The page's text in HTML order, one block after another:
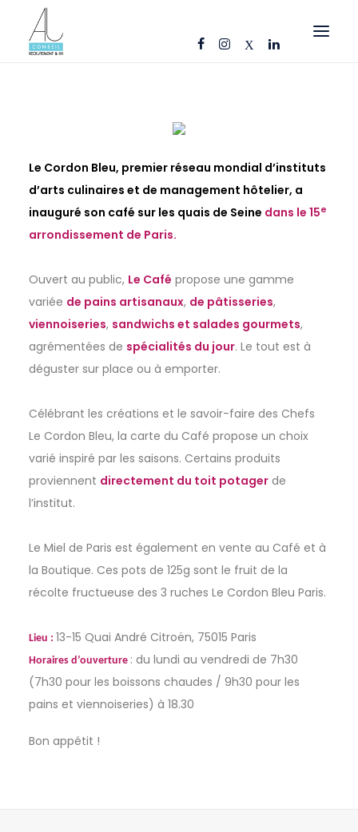
NOS FICHES MÉTIERS
AJ CONSEIL
RÉFÉRENCES
CONTACT
FR
Le Cordon Bleu, premier réseau mondial d’instituts
d’arts culinaires et de management hôtelier, a
inauguré son café sur les quais de Seine dans le 15e
arrondissement de Paris.
Ouvert au public, Le Café propose une gamme
variée de pains artisanaux, de pâtisseries,
viennoiseries, sandwichs et salades gourmets,
agrémentées de spécialités du jour. Le tout est à
déguster sur place ou à emporter.
Célébrant les créations et le savoir-faire des Chefs
Le Cordon Bleu, la carte du Café propose un choix
varié inspiré par les saisons. Certains produits
proviennent directement du toit potager de
l’institut.
Le Miel de Paris est également en vente au Café et à
la Boutique. Ces pots de 125g sont le fruit de la
récolte fructueuse des 3 ruches Le Cordon Bleu Paris.
Lieu : 13-15 Quai André Citroën, 75015 Paris
Horaires d’ouverture : du lundi au vendredi de 7h30
(7h30 pour les boissons chaudes / 9h30 pour les
pains et viennoiseries) à 18.30
Bon appétit !